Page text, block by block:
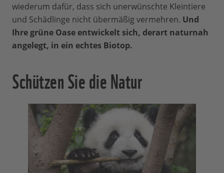
wiederum dafür, dass sich unerwünschte Kleintiere
und Schädlinge nicht übermäßig vermehren. Und
Ihre grüne Oase entwickelt sich, derart naturnah
angelegt, in ein echtes Biotop.
Schützen Sie die Natur